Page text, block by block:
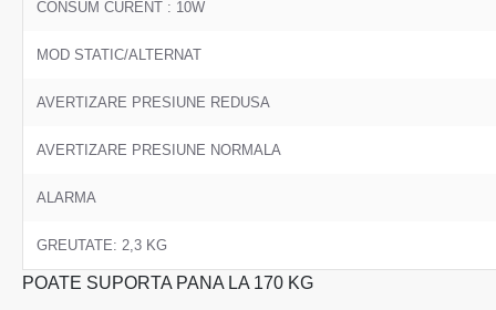
CONSUM CURENT : 10W
MOD STATIC/ALTERNAT
AVERTIZARE PRESIUNE REDUSA
AVERTIZARE PRESIUNE NORMALA
ALARMA
GREUTATE: 2,3 KG
POATE SUPORTA PANA LA 170 KG